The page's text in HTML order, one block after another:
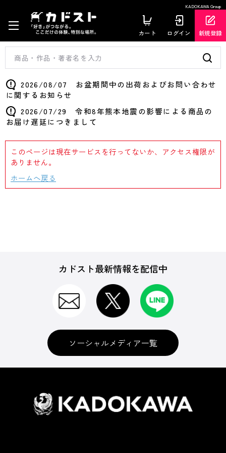
KADOKAWA Group
カート ログイン 新規登録
2026/08/07 お盆期間中の出荷およびお問い合わせ
に関するお知らせ
2026/07/29 令和8年熊本地震の影響による商品の
お届け遅延につきまして
このページは現在サービスを行ってないか、アクセス権限が
ありません。
ホームへ戻る
カドスト最新情報を配信中
ソーシャルメディア一覧